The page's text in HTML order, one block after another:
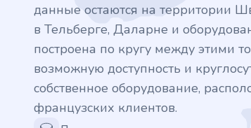
.cn
.re
.games
.it
данные остаются на территории
в Тельберге, Даларне и
построена по кругу между этими
возможную доступность и
собственное оборудование,
французских клиентов.